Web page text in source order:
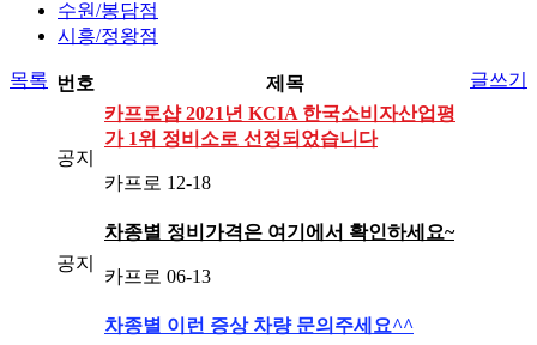
수원/봉담점
시흥/정왕점
목록 글쓰기
번호 제목
공지
카프로샵 2021년 KCIA 한국소비자산업평
가 1위 정비소로 선정되었습니다
카프로 12-18
공지
차종별 정비가격은 여기에서 확인하세요~
카프로 06-13
차종별 이런 증상 차량 문의주세요^^